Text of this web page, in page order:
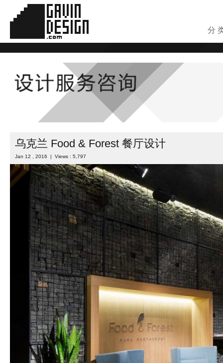
分
乌克兰 Food & Forest 餐厅设计
Jan 12 , 2016 | Views : 5,797